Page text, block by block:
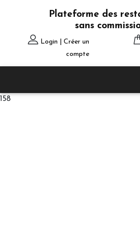
Plateforme des
sans
Login | Créer un
compte
158